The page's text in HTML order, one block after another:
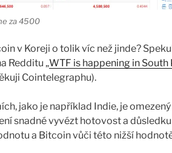
za 4500
v Koreji o tolik víc než jinde?
Redditu „WTF is happening in South
Cointelegraphu).
jako je například Indie, je
snadné vyvézt hotovost a
a Bitcoin vůči této nižší